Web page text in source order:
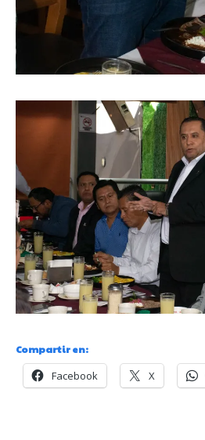
Compartir en:
Facebook X